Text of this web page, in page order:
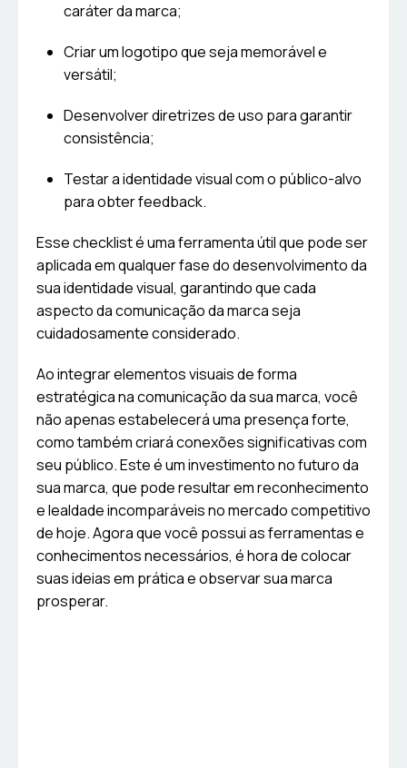
caráter da marca;
Criar um logotipo que seja memorável e
versátil;
Desenvolver diretrizes de uso para garantir
consistência;
Testar a identidade visual com o público-alvo
para obter feedback.
Esse checklist é uma ferramenta útil que pode ser
aplicada em qualquer fase do desenvolvimento da
sua identidade visual, garantindo que cada
aspecto da comunicação da marca seja
cuidadosamente considerado.
Ao integrar elementos visuais de forma
estratégica na comunicação da sua marca, você
não apenas estabelecerá uma presença forte,
como também criará conexões significativas com
seu público. Este é um investimento no futuro da
sua marca, que pode resultar em reconhecimento
e lealdade incomparáveis no mercado competitivo
de hoje. Agora que você possui as ferramentas e
conhecimentos necessários, é hora de colocar
suas ideias em prática e observar sua marca
prosperar.